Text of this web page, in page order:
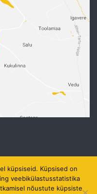
OÜ
küpsiseid. Küpsised on
veebikülastusstatistika
nõustute küpsiste